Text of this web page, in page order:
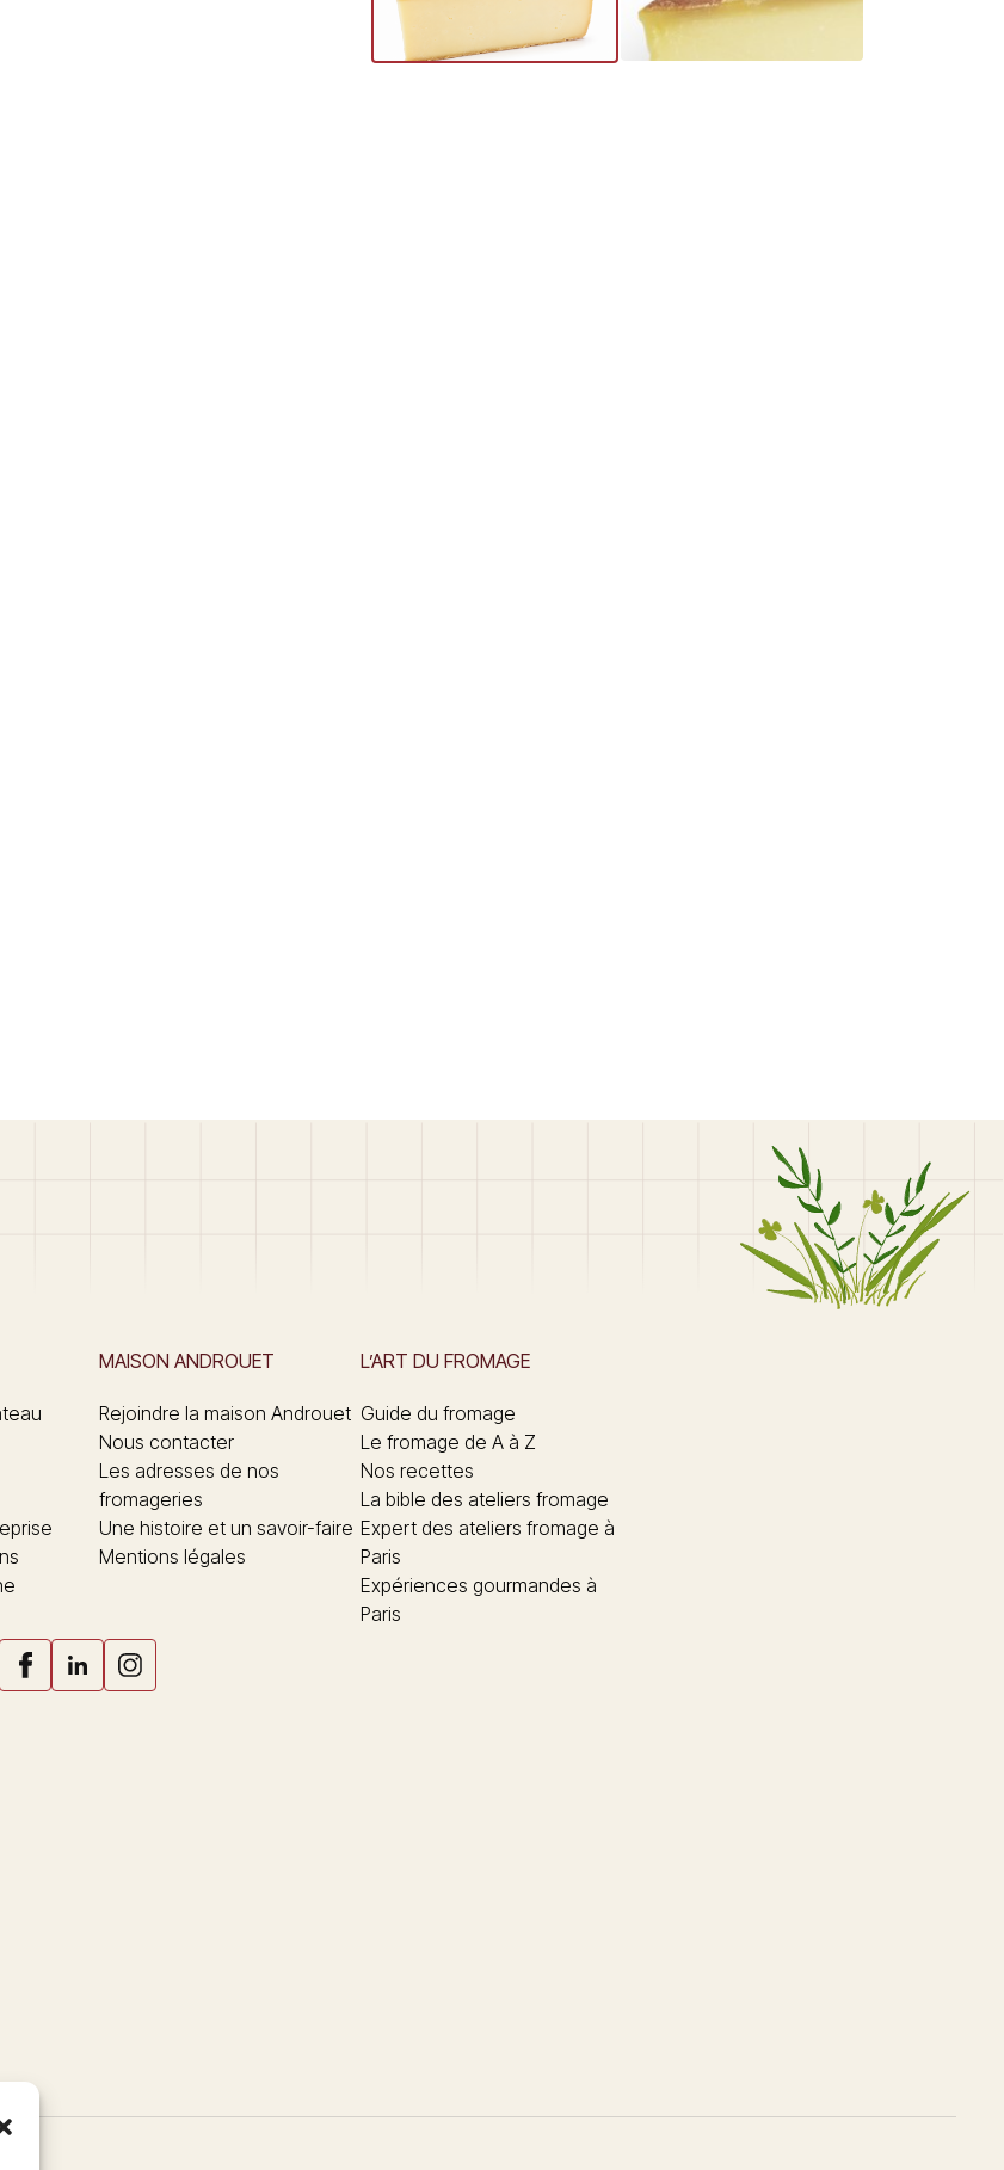
MAISON ANDROUET
Rejoindre la maison Androuet
Nous contacter
Les adresses de nos
fromageries
Une histoire et un savoir-faire
Mentions légales
L’ART DU FROMAGE
Guide du fromage
Le fromage de A à Z
Nos recettes
La bible des ateliers fromage
Expert des ateliers fromage à
Paris
Expériences gourmandes à
Paris